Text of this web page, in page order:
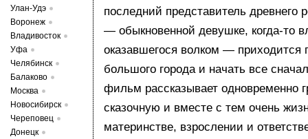
Улан-Удэ
Воронеж
Владивосток
Уфа
Челябинск
Балаково
Москва
Новосибирск
Череповец
Донецк
последний представитель древнего
— обыкновенной девушке, когда-то
оказавшегося волком — приходится
большого города и начать все
фильм рассказывает одновременно
сказочную и вместе с тем очень
материнстве, взрослении и